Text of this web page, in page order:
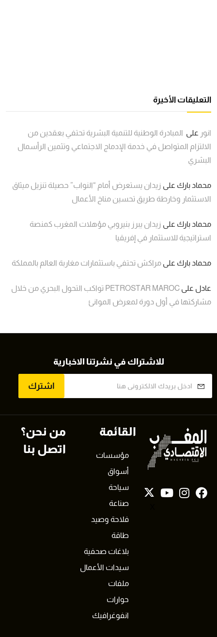
التعليقات الأخيرة
انور على المبادرة الوطنية للتنمية البشرية تحتفي بعقدين من
الالتزام المتواصل في خدمة الإدماج الاجتماعي وتثمين الرأسمال
البشري
محماد بارك على زيدان يستعرض أمام “النواب” حصيلة تنزيل ميثاق
الاستثمار وخارطة طريق تحسين مناخ الأعمال
محماد بارك على زيدان يبرز بنيروبي مؤهلات المغرب كمنصة
استراتيجية للاستثمار في إفريقيا
محماد بارك على مراكش تحتفي باستثمارات مغاربة العالم بالمملكة
عادل على
PETROSTAR MAROC تواكب التحول البحري من خلال
مشاركتها في أول دورة لمعرض الموانئ
للاشتراك في نشرتنا الاخبارية
اشترك
القائمة
مؤسسات
أسواق
سياحة
صناعة
فلاحة وصيد
طاقة
بلاغات صحفية
سيدات الأعمال
ملفات
حوارات
انفوغرافيك
من نحن؟
اتصل بنا